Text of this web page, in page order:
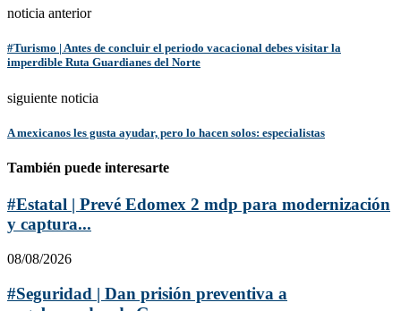
noticia anterior
#Turismo | Antes de concluir el periodo vacacional debes visitar la
imperdible Ruta Guardianes del Norte
siguiente noticia
A mexicanos les gusta ayudar, pero lo hacen solos: especialistas
También puede interesarte
#Estatal | Prevé Edomex 2 mdp para modernización
y captura...
08/08/2026
#Seguridad | Dan prisión preventiva a